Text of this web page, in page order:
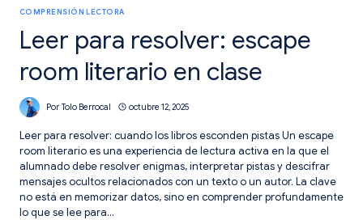
COMPRENSIÓN LECTORA
Leer para resolver: escape
room literario en clase
Por Tolo Berrocal octubre 12, 2025
Leer para resolver: cuando los libros esconden pistas Un escape
room literario es una experiencia de lectura activa en la que el
alumnado debe resolver enigmas, interpretar pistas y descifrar
mensajes ocultos relacionados con un texto o un autor. La clave
no está en memorizar datos, sino en comprender profundamente
lo que se lee para…